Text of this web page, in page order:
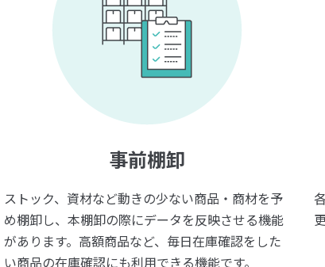
事前棚卸
ストック、資材など動きの少ない商品・商材を予
め棚卸し、本棚卸の際にデータを反映させる機能
があります。高額商品など、毎日在庫確認をした
い商品の在庫確認にも利用できる機能です。